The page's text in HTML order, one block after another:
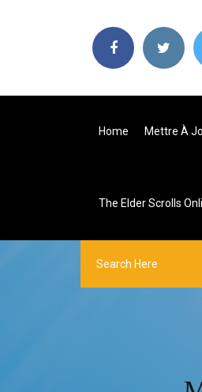
Home Mettre À
The Elder Scrolls